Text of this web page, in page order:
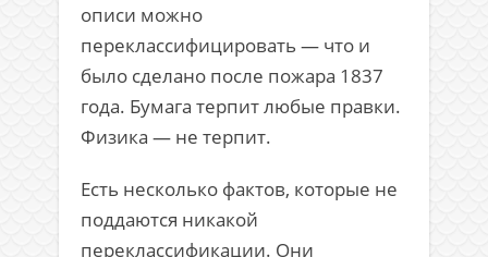
описи можно
переклассифицировать — что и
было сделано после пожара 1837
года. Бумага терпит любые правки.
Физика — не терпит.
Есть несколько фактов, которые не
поддаются никакой
переклассификации. Они